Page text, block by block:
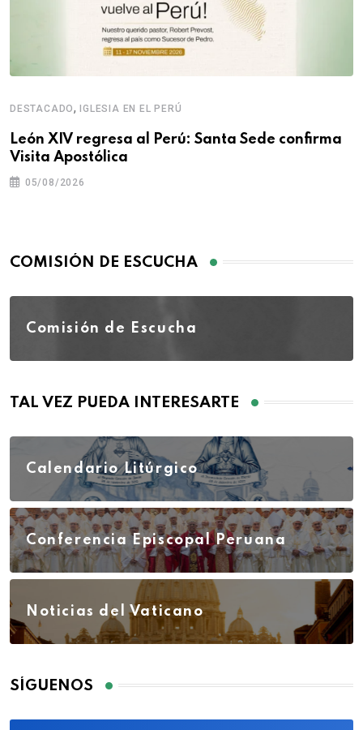
DESTACADO,IGLESIA EN EL PERÚ
León XIV regresa al Perú: Santa Sede confirma
Visita Apostólica
05/08/2026
COMISIÓN DE ESCUCHA
Comisión de Escucha
TAL VEZ PUEDA INTERESARTE
Calendario Litúrgico
Conferencia Episcopal Peruana
Noticias del Vaticano
SÍGUENOS